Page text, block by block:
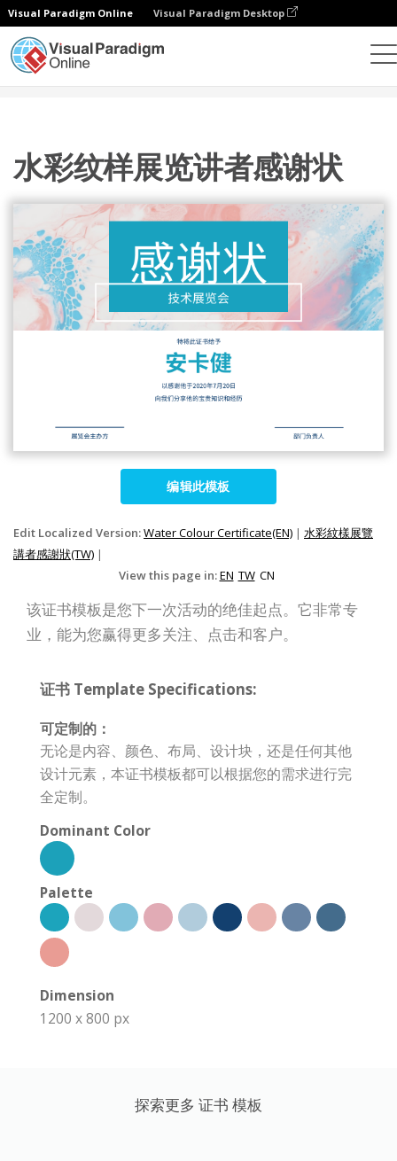
Visual Paradigm Online Visual Paradigm Desktop
水彩纹样展览讲者感谢状
编辑此模板
Edit Localized Version:Water Colour Certificate(EN) | 水彩紋樣展覽
講者感謝狀(TW) |
View this page in:EN TW CN
该证书模板是您下一次活动的绝佳起点。它非常专
业，能为您赢得更多关注、点击和客户。
证书 Template Specifications:
可定制的：
无论是内容、颜色、布局、设计块，还是任何其他
设计元素，本证书模板都可以根据您的需求进行完
全定制。
Dominant Color
Palette
Dimension
1200 x 800 px
探索更多 证书 模板